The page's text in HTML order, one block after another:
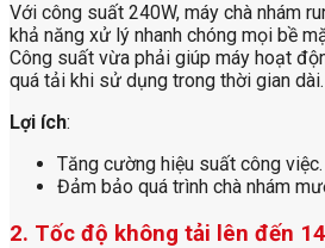
Với công suất 240W, máy chà nhám
khả năng xử lý nhanh chóng mọi bề
Công suất vừa phải giúp máy hoạt
quá tải khi sử dụng trong thời gian dài.
Lợi ích:
Tăng cường hiệu suất công việc.
Đảm bảo quá trình chà nhám
2. Tốc độ không tải lên đến